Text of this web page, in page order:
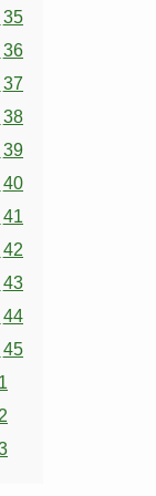
35
36
37
38
39
40
41
42
43
44
45